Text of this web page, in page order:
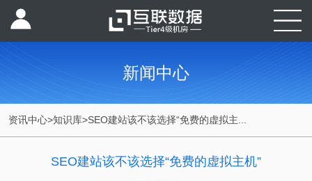
新闻中心
资讯中心>知识库>SEO建站该不该选择“免费的虚拟主...
SEO建站该不该选择“免费的虚拟主机”